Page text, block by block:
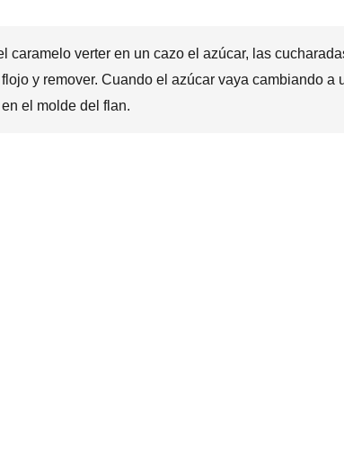
caramelo verter en un cazo el azúcar, las
y remover. Cuando el azúcar vaya cambiando a
el molde del flan.